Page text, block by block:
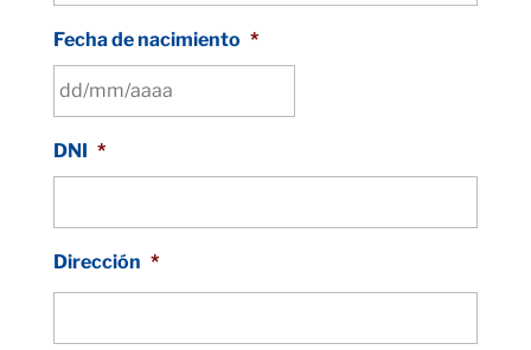
Fecha de nacimiento *
barra
barra
AAAA
DNI *
Dirección *